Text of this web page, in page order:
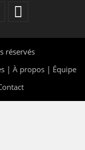
réservés
| À propos | Équipe